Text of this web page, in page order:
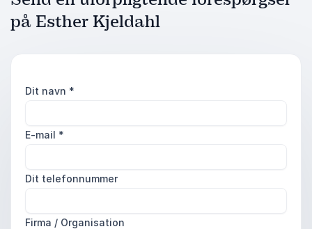
på Esther Kjeldahl
Dit navn *
E-mail *
Dit telefonnummer
Firma / Organisation